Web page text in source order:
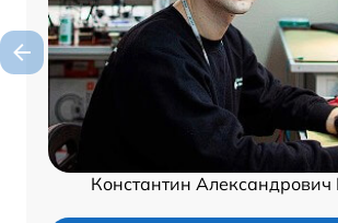
Константин